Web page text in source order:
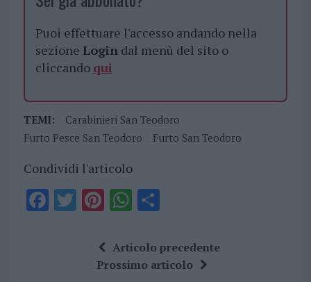
Puoi effettuare l'accesso andando nella
sezione Logindal menù del sito o
cliccando qui
TEMI:
Carabinieri San Teodoro
Furto Pesce San Teodoro
Furto San Teodoro
Condividi l'articolo
F T Pi
te
re
W
at
s
S
a
re
Articolo precedente
Prossimo articolo